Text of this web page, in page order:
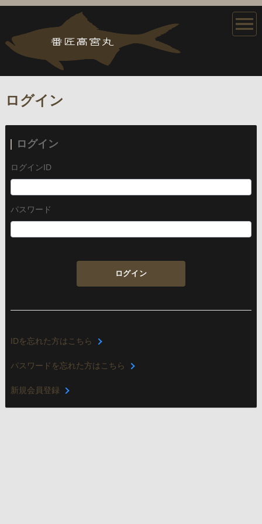
ログイン
ログイン
ログインID
パスワード
ログイン
IDを忘れた方はこちら
パスワードを忘れた方はこちら
新規会員登録